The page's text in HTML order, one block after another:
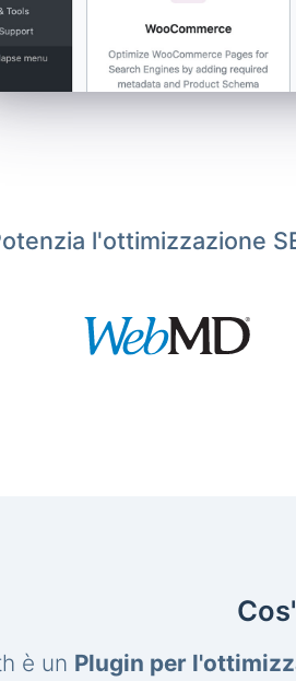
l'ottimizzazione
è un Plugin per